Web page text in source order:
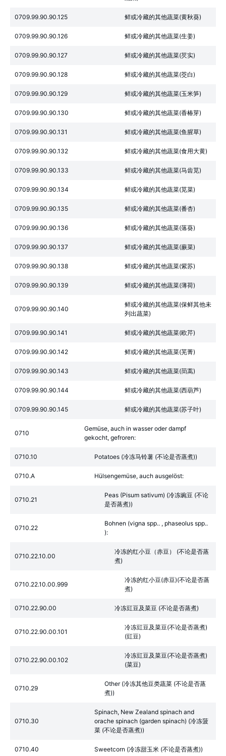
0709.99.90.90.125 鲜或冷藏的其他蔬菜(黄秋葵)
0709.99.90.90.126 鲜或冷藏的其他蔬菜(生姜)
0709.99.90.90.127 鲜或冷藏的其他蔬菜(芡实)
0709.99.90.90.128 鲜或冷藏的其他蔬菜(茭白)
0709.99.90.90.129 鲜或冷藏的其他蔬菜(玉米笋)
0709.99.90.90.130 鲜或冷藏的其他蔬菜(香椿芽)
0709.99.90.90.131 鲜或冷藏的其他蔬菜(鱼腥草)
0709.99.90.90.132 鲜或冷藏的其他蔬菜(食用大黄)
0709.99.90.90.133 鲜或冷藏的其他蔬菜(马齿苋)
0709.99.90.90.134 鲜或冷藏的其他蔬菜(苋菜)
0709.99.90.90.135 鲜或冷藏的其他蔬菜(番杏)
0709.99.90.90.136 鲜或冷藏的其他蔬菜(落葵)
0709.99.90.90.137 鲜或冷藏的其他蔬菜(蕨菜)
0709.99.90.90.138 鲜或冷藏的其他蔬菜(紫苏)
0709.99.90.90.139 鲜或冷藏的其他蔬菜(薄荷)
0709.99.90.90.140
鲜或冷藏的其他蔬菜(保鲜其他未
列出蔬菜)
0709.99.90.90.141 鲜或冷藏的其他蔬菜(欧芹)
0709.99.90.90.142 鲜或冷藏的其他蔬菜(芜菁)
0709.99.90.90.143 鲜或冷藏的其他蔬菜(茼蒿)
0709.99.90.90.144 鲜或冷藏的其他蔬菜(西葫芦)
0709.99.90.90.145 鲜或冷藏的其他蔬菜(苏子叶)
0710
Gemüse, auch in wasser oder dampf
gekocht, gefroren:
0710.10 Potatoes (冷冻马铃薯 (不论是否蒸煮))
0710.A Hülsengemüse, auch ausgelöst:
0710.21
Peas (Pisum sativum) (冷冻豌豆 (不论
是否蒸煮))
0710.22
Bohnen (vigna spp.. , phaseolus spp..
):
0710.22.10.00
冷冻的红小豆（赤豆） (不论是否蒸
煮)
0710.22.10.00.999
冷冻的红小豆(赤豆)(不论是否蒸
煮)
0710.22.90.00 冷冻豇豆及菜豆 (不论是否蒸煮)
0710.22.90.00.101
冷冻豇豆及菜豆(不论是否蒸煮)
(豇豆)
0710.22.90.00.102
冷冻豇豆及菜豆(不论是否蒸煮)
(菜豆)
0710.29
Other (冷冻其他豆类蔬菜 (不论是否蒸
煮))
0710.30
Spinach, New Zealand spinach and
orache spinach (garden spinach) (冷冻菠
菜 (不论是否蒸煮))
0710.40 Sweetcorn (冷冻甜玉米 (不论是否蒸煮))